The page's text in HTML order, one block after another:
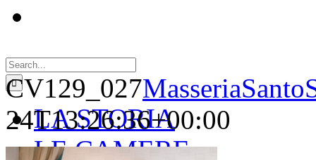
for:
LA STORIA
LE CAMERE
CV129_027
24T13:26:36+00:00